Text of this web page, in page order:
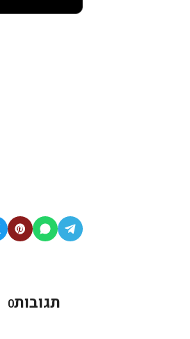
תגובות0